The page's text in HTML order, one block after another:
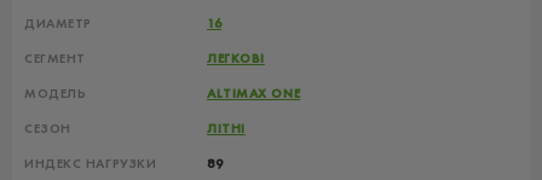
ДИАМЕТР 16
СЕГМЕНТ ЛЕГКОВІ
МОДЕЛЬ ALTIMAX ONE
СЕЗОН ЛІТНІ
ИНДЕКС НАГРУЗКИ 89